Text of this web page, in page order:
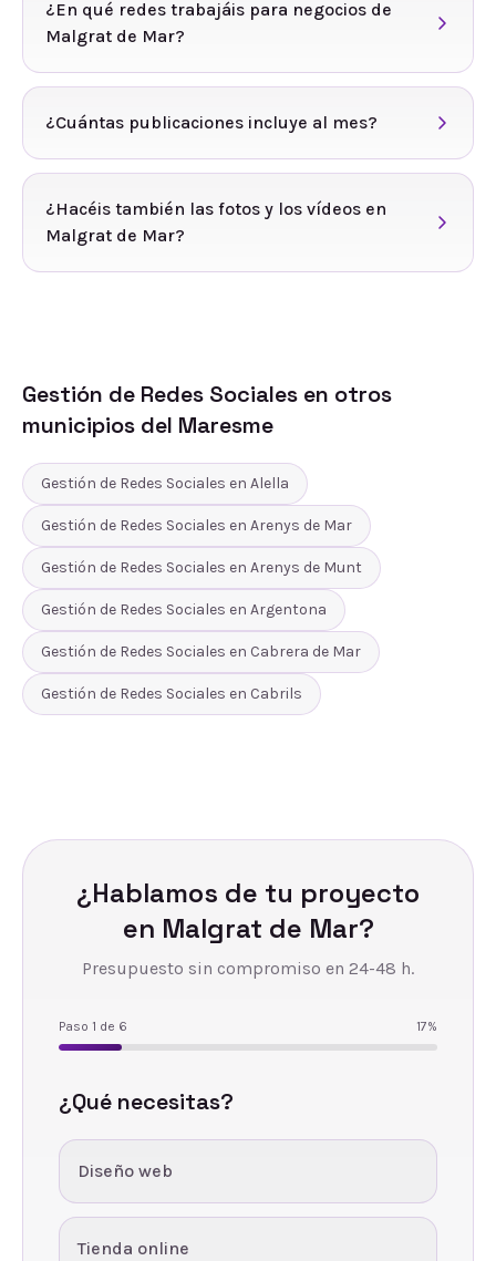
¿En qué redes trabajáis para negocios de
Malgrat de Mar?
¿Cuántas publicaciones incluye al mes?
¿Hacéis también las fotos y los vídeos en
Malgrat de Mar?
Gestión de Redes Sociales en otros
municipios del Maresme
Gestión de Redes Sociales en Alella
Gestión de Redes Sociales en Arenys de Mar
Gestión de Redes Sociales en Arenys de Munt
Gestión de Redes Sociales en Argentona
Gestión de Redes Sociales en Cabrera de Mar
Gestión de Redes Sociales en Cabrils
¿Hablamos de tu proyecto
en Malgrat de Mar?
Presupuesto sin compromiso en 24-48 h.
Paso 1 de 6 17%
¿Qué necesitas?
Diseño web
Tienda online